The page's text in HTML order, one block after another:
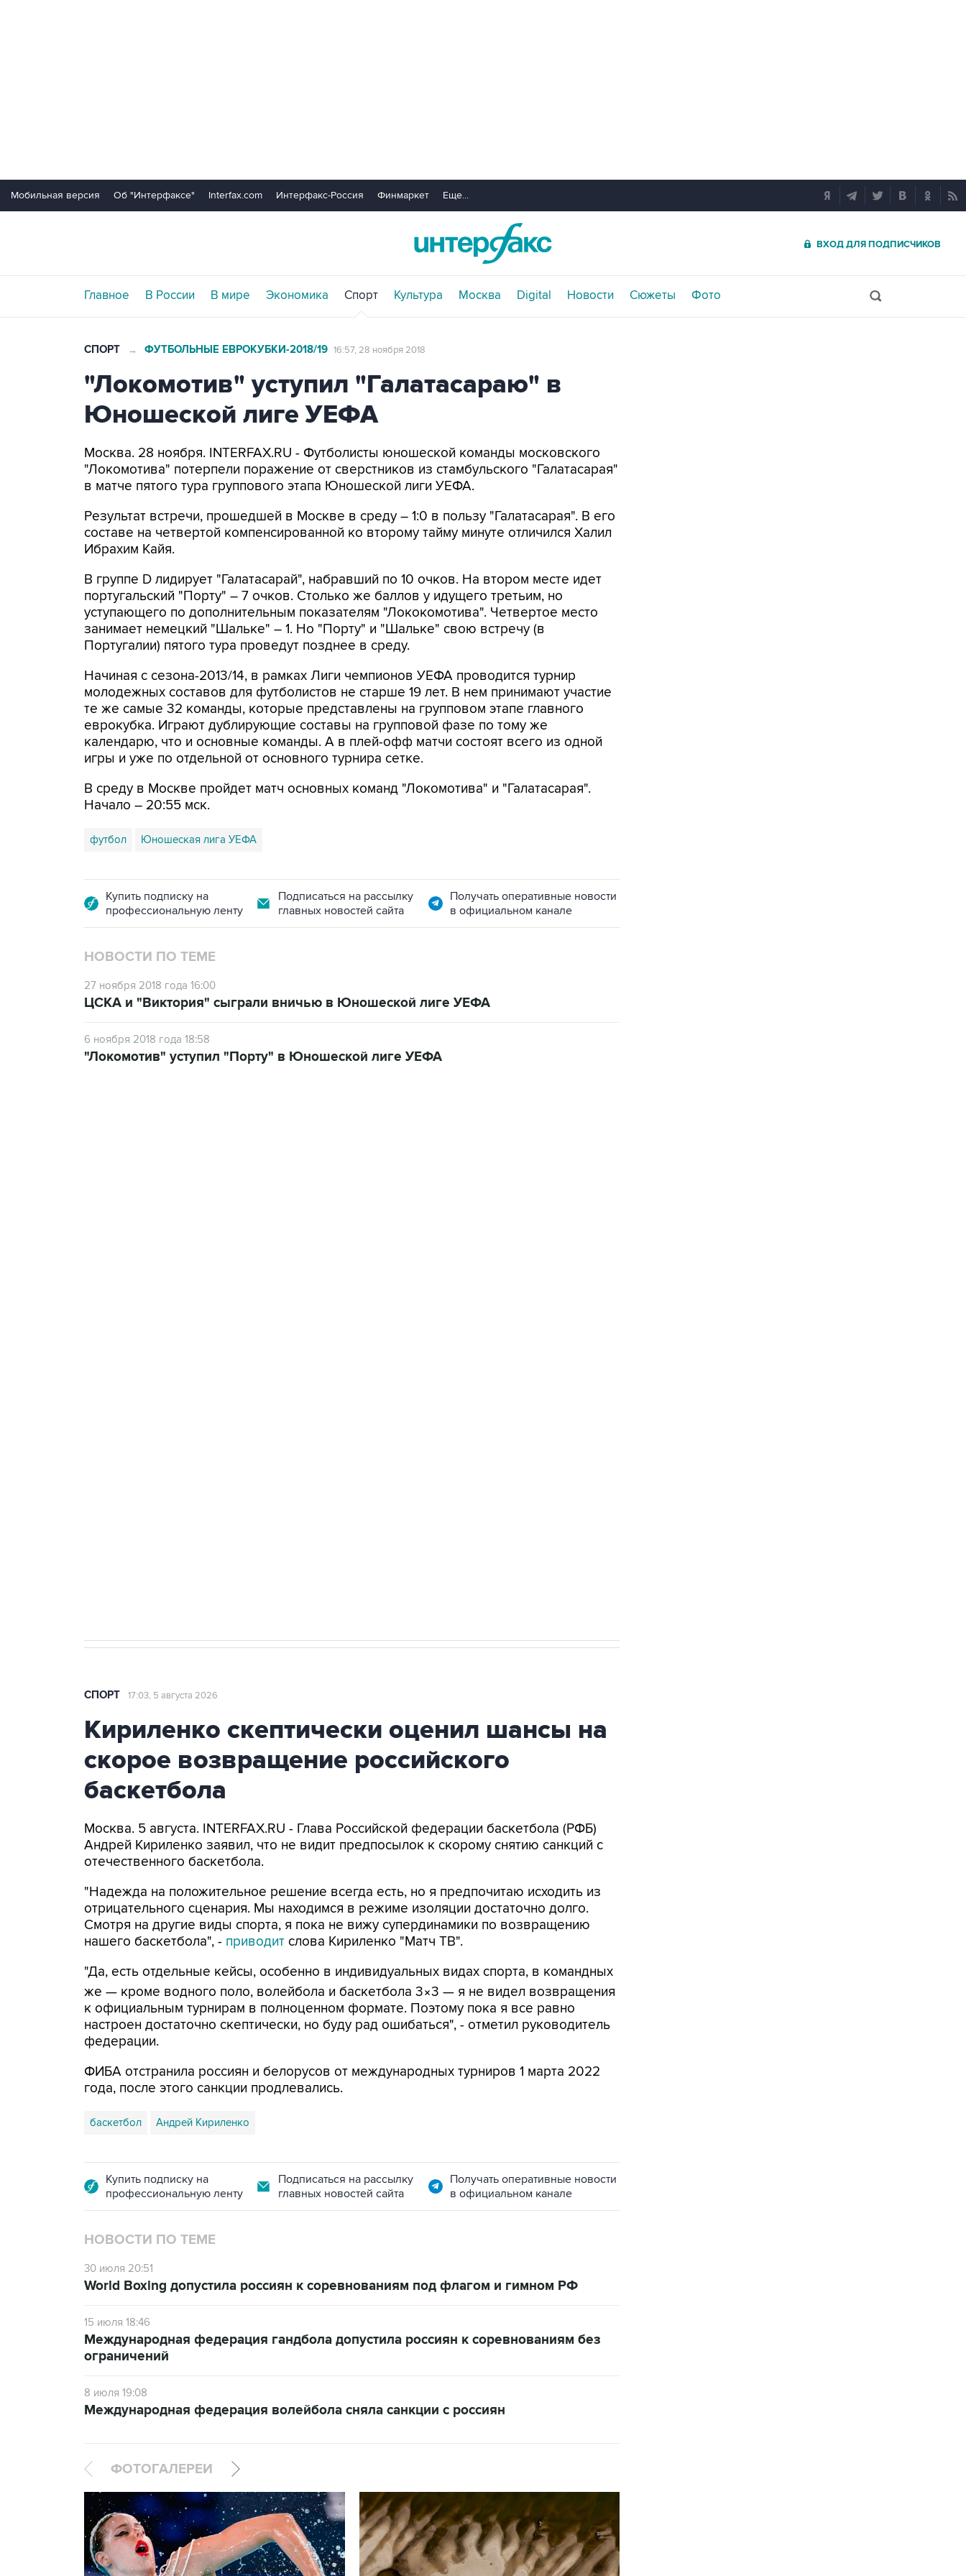
Мобильная версия Об "Интерфаксе" Interfax.com Интерфакс-Россия Финмаркет Еще...
ВХОД ДЛЯ ПОДПИСЧИКОВ
Главное В России В мире Экономика Спорт Культура Москва Digital Новости Сюжеты Фото
СПОРТ → ФУТБОЛЬНЫЕ ЕВРОКУБКИ-2018/19 16:57, 28 ноября 2018
"Локомотив" уступил "Галатасараю" в
Юношеской лиге УЕФА
Москва. 28 ноября. INTERFAX.RU - Футболисты юношеской команды московского
"Локомотива" потерпели поражение от сверстников из стамбульского "Галатасарая"
в матче пятого тура группового этапа Юношеской лиги УЕФА.
Результат встречи, прошедшей в Москве в среду – 1:0 в пользу "Галатасарая". В его
составе на четвертой компенсированной ко второму тайму минуте отличился Халил
Ибрахим Кайя.
В группе D лидирует "Галатасарай", набравший по 10 очков. На втором месте идет
португальский "Порту" – 7 очков. Столько же баллов у идущего третьим, но
уступающего по дополнительным показателям "Лококомотива". Четвертое место
занимает немецкий "Шальке" – 1. Но "Порту" и "Шальке" свою встречу (в
Португалии) пятого тура проведут позднее в среду.
Начиная с сезона-2013/14, в рамках Лиги чемпионов УЕФА проводится турнир
молодежных составов для футболистов не старше 19 лет. В нем принимают участие
те же самые 32 команды, которые представлены на групповом этапе главного
еврокубка. Играют дублирующие составы на групповой фазе по тому же
календарю, что и основные команды. А в плей-офф матчи состоят всего из одной
игры и уже по отдельной от основного турнира сетке.
В среду в Москве пройдет матч основных команд "Локомотива" и "Галатасарая".
Начало – 20:55 мск.
футбол Юношеская лига УЕФА
Купить подписку на
профессиональную ленту
Подписаться на рассылку
главных новостей сайта
Получать оперативные новости
в официальном канале
НОВОСТИ ПО ТЕМЕ
27 ноября 2018 года 16:00
ЦСКА и "Виктория" сыграли вничью в Юношеской лиге УЕФА
6 ноября 2018 года 18:58
"Локомотив" уступил "Порту" в Юношеской лиге УЕФА
СПОРТ 17:03, 5 августа 2026
Кириленко скептически оценил шансы на
скорое возвращение российского
баскетбола
Москва. 5 августа. INTERFAX.RU - Глава Российской федерации баскетбола (РФБ)
Андрей Кириленко заявил, что не видит предпосылок к скорому снятию санкций с
отечественного баскетбола.
"Надежда на положительное решение всегда есть, но я предпочитаю исходить из
отрицательного сценария. Мы находимся в режиме изоляции достаточно долго.
Смотря на другие виды спорта, я пока не вижу супердинамики по возвращению
нашего баскетбола", - приводит слова Кириленко "Матч ТВ".
"Да, есть отдельные кейсы, особенно в индивидуальных видах спорта, в командных
же — кроме водного поло, волейбола и баскетбола 3×3 — я не видел возвращения
к официальным турнирам в полноценном формате. Поэтому пока я все равно
настроен достаточно скептически, но буду рад ошибаться", - отметил руководитель
федерации.
ФИБА отстранила россиян и белорусов от международных турниров 1 марта 2022
года, после этого санкции продлевались.
баскетбол Андрей Кириленко
Купить подписку на
профессиональную ленту
Подписаться на рассылку
главных новостей сайта
Получать оперативные новости
в официальном канале
НОВОСТИ ПО ТЕМЕ
30 июля 20:51
World Boxing допустила россиян к соревнованиям под флагом и гимном РФ
15 июля 18:46
Международная федерация гандбола допустила россиян к соревнованиям без
ограничений
8 июля 19:08
Международная федерация волейбола сняла санкции с россиян
ФОТОГАЛЕРЕИ